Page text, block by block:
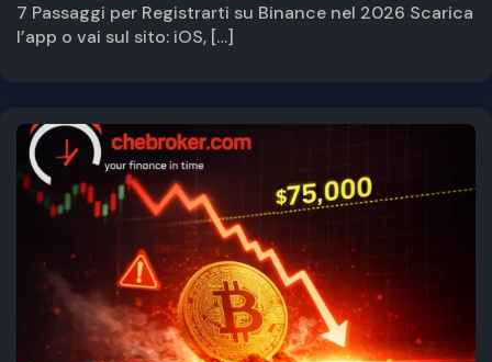
7 Passaggi per Registrarti su Binance nel 2026 Scarica
l’app o vai sul sito: iOS, […]